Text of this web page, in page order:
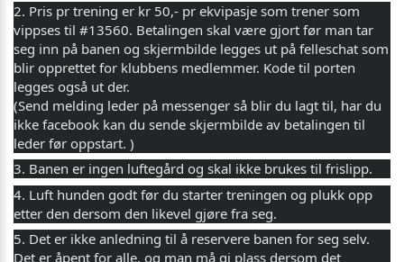
2. Pris pr trening er kr 50,- pr ekvipasje som trener som
vippses til #13560. Betalingen skal være gjort før man tar
seg inn på banen og skjermbilde legges ut på felleschat som
blir opprettet for klubbens medlemmer. Kode til porten
legges også ut der.
(Send melding leder på messenger så blir du lagt til, har du
ikke facebook kan du sende skjermbilde av betalingen til
leder før oppstart. )
3. Banen er ingen luftegård og skal ikke brukes til frislipp.
4. Luft hunden godt før du starter treningen og plukk opp
etter den dersom den likevel gjøre fra seg.
5. Det er ikke anledning til å reservere banen for seg selv.
Det er åpent for alle, og man må gi plass dersom det